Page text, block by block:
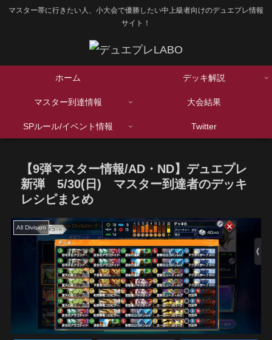
マスター帯に行きたい人、小大会で優勝したい中上級者向けのデュエプレ情報
サイト！
ホーム デッキ解説
マスター到達情報 大会結果
SPルール/イベント情報 Twitter
【9弾マスター情報/AD・ND】デュエプレ
新弾 5/30(日) マスター到達者のデッキ
レシピまとめ
All Division